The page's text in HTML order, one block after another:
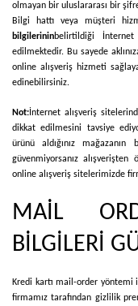
olmayan bir uluslararası bir
Bilgi hattı veya müşteri
bilgilerininbelirtildiği
edilmektedir. Bu sayede
online alışveriş hizmeti
edinebilirsiniz.
Not: İnternet alışveriş
dikkat edilmesini tavsiye
ürünü aldığınız
güvenmiyorsanız
online alışveriş sitelerimizde
MAİL
BİLGİLERİ
Kredi kartı mail-order
firmamız tarafından gizlilik